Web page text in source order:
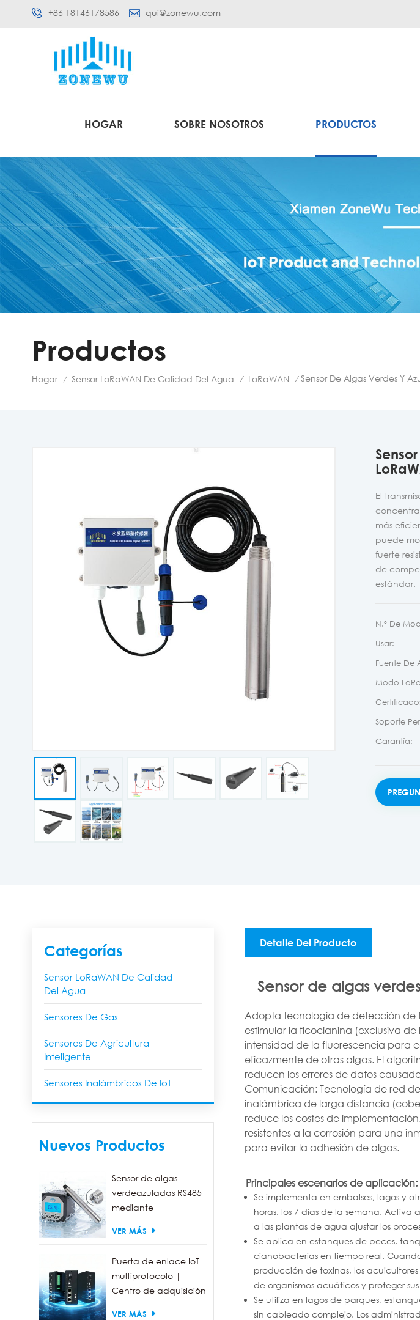
+86 18146178586 qui@zonewu.com
HOGAR SOBRE NOSOTROS PRODUCTOS
Productos
Hogar / Sensor LoRaWAN De Calidad Del Agua / LoRaWAN / Sensor De Algas Verdes Y
El
más
puede
fuerte
de
estándar.
N.º De
Usar:
Fuente De
Modo
Soporte
Garantía:
Categorías
Sensor LoRaWAN De Calidad
Del Agua
Sensores De Gas
Sensores De Agricultura
Inteligente
Sensores Inalámbricos De IoT
Nuevos Productos
Sensor de algas
verdeazuladas RS485
mediante
rango de detección
células/ml.
VER MÁS
Puerta de enlace IoT
multiprotocolo |
Centro de adquisición
VER MÁS
Detalle Del Producto
Sensor de algas
Adopta tecnología de detección de
estimular la ficocianina (exclusiva
intensidad de la fluorescencia para
eficazmente de otras algas. El
reducen los errores de datos
Comunicación: Tecnología de red
inalámbrica de larga distancia
reduce los costes de
resistentes a la corrosión para una
para evitar la adhesión de algas.
Principales escenarios de aplicación:
Se implementa en embalses, lagos y
horas, los 7 días de la semana. Activa
a las plantas de agua ajustar los
Se aplica en estanques de peces,
cianobacterias en tiempo real.
producción de toxinas, los
de organismos acuáticos y proteger
Se utiliza en lagos de parques,
sin cableado complejo. Los